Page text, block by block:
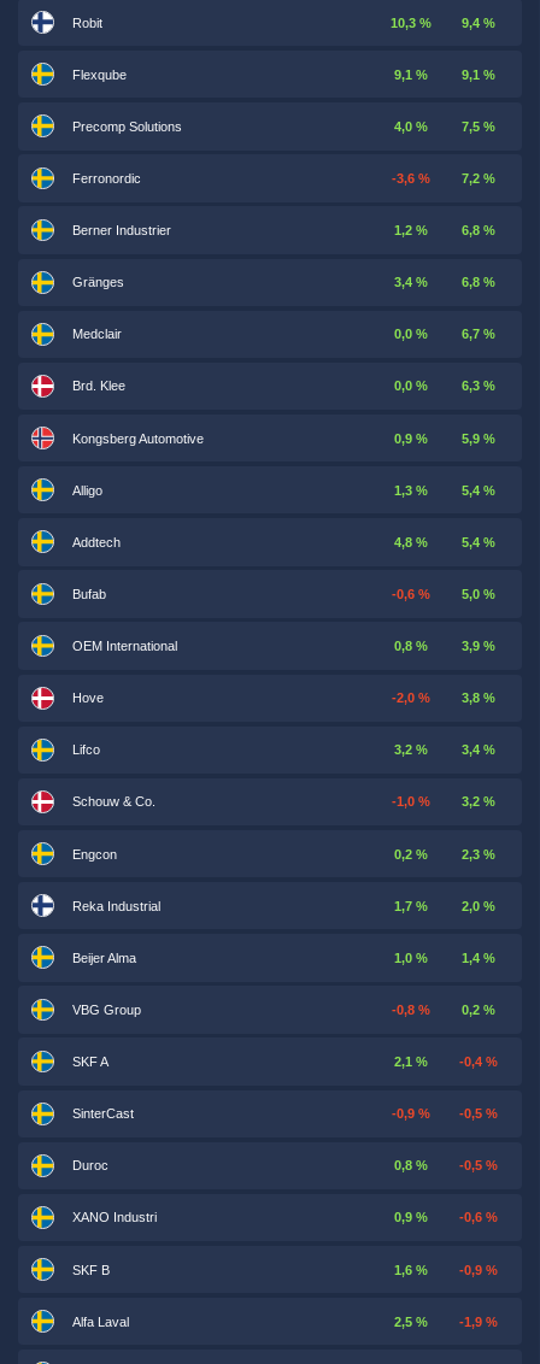
Robit 10,3 % 9,4 %
Flexqube 9,1 % 9,1 %
Precomp Solutions 4,0 % 7,5 %
Ferronordic -3,6 % 7,2 %
Berner Industrier 1,2 % 6,8 %
Gränges 3,4 % 6,8 %
Medclair 0,0 % 6,7 %
Brd. Klee 0,0 % 6,3 %
Kongsberg Automotive 0,9 % 5,9 %
Alligo 1,3 % 5,4 %
Addtech 4,8 % 5,4 %
Bufab -0,6 % 5,0 %
OEM International 0,8 % 3,9 %
Hove -2,0 % 3,8 %
Lifco 3,2 % 3,4 %
Schouw & Co. -1,0 % 3,2 %
Engcon 0,2 % 2,3 %
Reka Industrial 1,7 % 2,0 %
Beijer Alma 1,0 % 1,4 %
VBG Group -0,8 % 0,2 %
SKF A 2,1 % -0,4 %
SinterCast -0,9 % -0,5 %
Duroc 0,8 % -0,5 %
XANO Industri 0,9 % -0,6 %
SKF B 1,6 % -0,9 %
Alfa Laval 2,5 % -1,9 %